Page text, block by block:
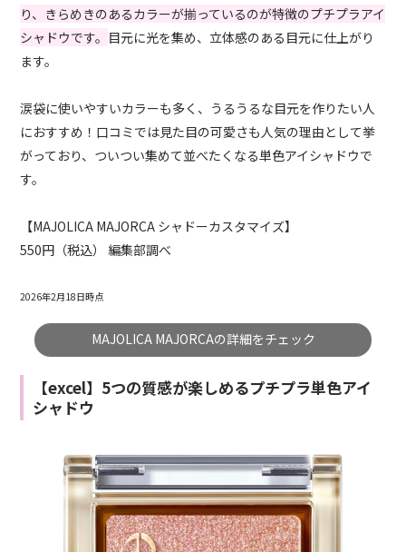
り、きらめきのあるカラーが揃っているのが特徴のプチプラアイ
シャドウです。 目元に光を集め、立体感のある目元に仕上がり
ます。
涙袋に使いやすいカラーも多く、うるうるな目元を作りたい人
におすすめ！口コミでは見た目の可愛さも人気の理由として挙
がっており、ついつい集めて並べたくなる単色アイシャドウで
す。
【MAJOLICA MAJORCA シャドーカスタマイズ】
550円（税込） 編集部調べ
2026年2月18日時点
MAJOLICA MAJORCAの詳細をチェック
【excel】5つの質感が楽しめるプチプラ単色アイ
シャドウ